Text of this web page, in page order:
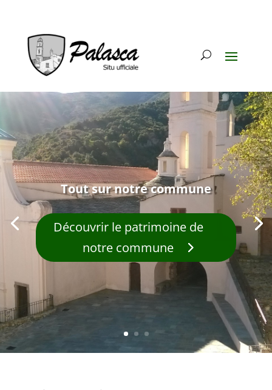
Tout sur notre commune
Découvrir le patrimoine de
notre commune